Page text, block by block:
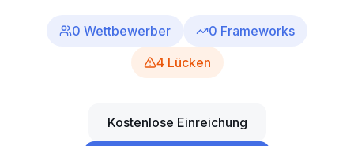
0 Wettbewerber 0 Frameworks
4 Lücken
Kostenlose Einreichung